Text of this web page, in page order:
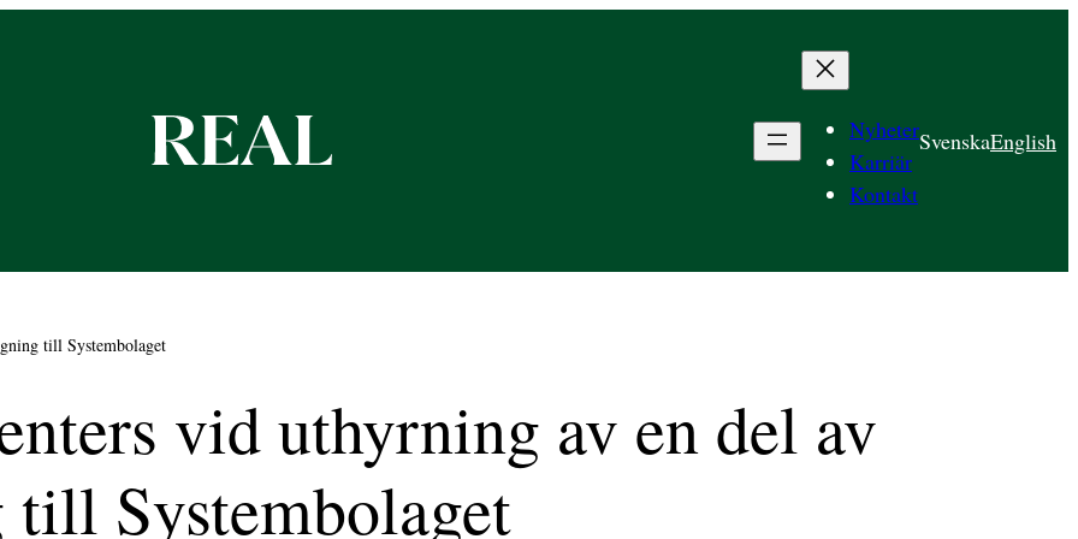
Nyheter
Karriär
Kontakt
SvenskaEnglish
till Systembolaget
vid uthyrning av en del av
Systembolaget